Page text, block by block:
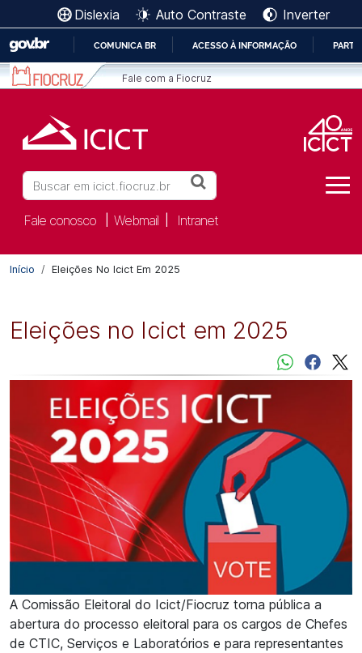
Ir para o conteúdo [1]
Ir para o menu [2]
Ir para a Busca [3]
IR
PARA
COMUNICA BR ACESSO À INFORMAÇÃO
Fale com a Fiocruz
Dislexia Auto Contraste Inverter
Buscar
Fale conosco Webmail Intranet
Início Eleições No Icict Em 2025
Eleições no Icict em 2025
A Comissão Eleitoral do Icict/Fiocruz torna pública a
abertura do processo eleitoral para os cargos de Chefes
de CTIC, Serviços e Laboratórios e para representantes